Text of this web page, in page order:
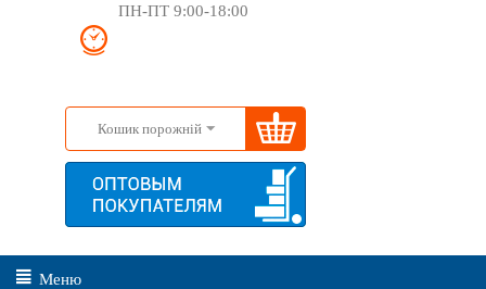
ПН-ПТ 9:00-18:00
Кошик порожній
Меню